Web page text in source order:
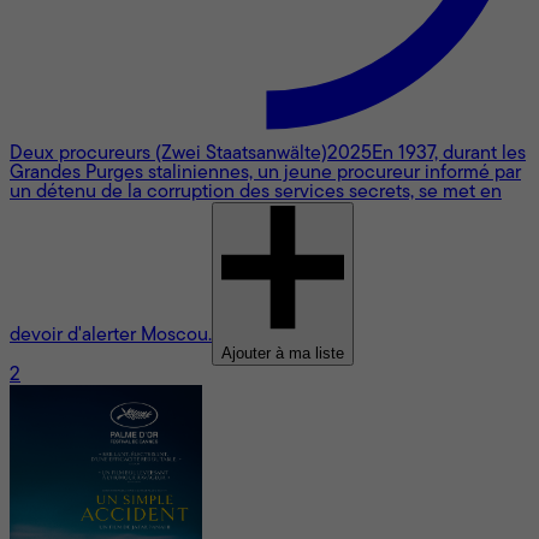
Deux procureurs (Zwei Staatsanwälte)2025 En 1937, durant les
Grandes Purges staliniennes, un jeune procureur informé par
un détenu de la corruption des services secrets, se met en
devoir d'alerter Moscou.
Ajouter à ma liste
2